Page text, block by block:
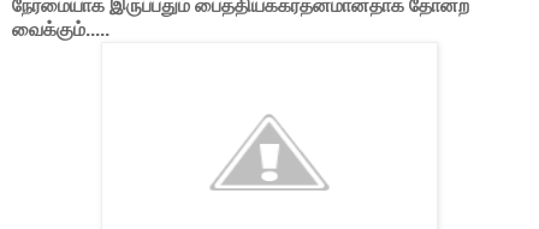
நேர்மையாக இருப்பதும் பைத்தியக்கரதனமானதாக தோன்ற
வைக்கும்.....